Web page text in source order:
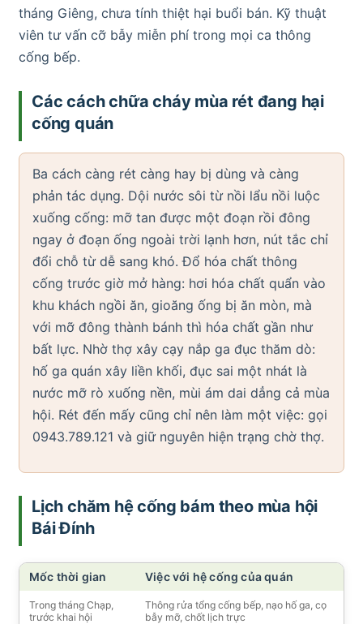
tháng Giêng, chưa tính thiệt hại buổi bán. Kỹ thuật
viên tư vấn cỡ bẫy miễn phí trong mọi ca thông
cống bếp.
Các cách chữa cháy mùa rét đang hại
cống quán
Ba cách càng rét càng hay bị dùng và càng
phản tác dụng. Dội nước sôi từ nồi lẩu nồi luộc
xuống cống: mỡ tan được một đoạn rồi đông
ngay ở đoạn ống ngoài trời lạnh hơn, nút tắc chỉ
đổi chỗ từ dễ sang khó. Đổ hóa chất thông
cống trước giờ mở hàng: hơi hóa chất quẩn vào
khu khách ngồi ăn, gioăng ống bị ăn mòn, mà
với mỡ đông thành bánh thì hóa chất gần như
bất lực. Nhờ thợ xây cạy nắp ga đục thăm dò:
hố ga quán xây liền khối, đục sai một nhát là
nước mỡ rò xuống nền, mùi ám dai dẳng cả mùa
hội. Rét đến mấy cũng chỉ nên làm một việc: gọi
0943.789.121 và giữ nguyên hiện trạng chờ thợ.
Lịch chăm hệ cống bám theo mùa hội
Bái Đính
Mốc thời gian Việc với hệ cống của quán
Trong tháng Chạp,
trước khai hội
Thông rửa tổng cống bếp, nạo hố ga, cọ
bẫy mỡ, chốt lịch trực